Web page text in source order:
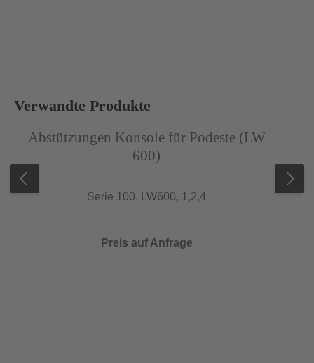
Produktgalerie überspringen
Verwandte Produkte
Abstützungen Konsole für Podeste (LW
600)
Serie 100, LW600, 1,2,4
Preis auf Anfrage